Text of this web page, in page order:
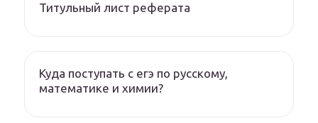
Титульный лист реферата
Куда поступать с егэ по русскому,
математике и химии?